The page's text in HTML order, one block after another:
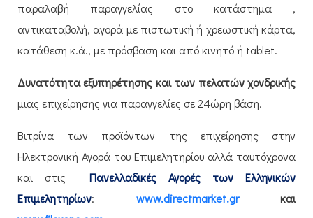
παραλαβή παραγγελίας στο κατάστημα ,
αντικαταβολή, αγορά με πιστωτική ή χρεωστική κάρτα,
κατάθεση κ.ά., με πρόσβαση και από κινητό ή tablet.
Δυνατότητα εξυπηρέτησης και των πελατών χονδρικής
μιας επιχείρησης για παραγγελίες σε 24ώρη βάση.
Βιτρίνα των προϊόντων της επιχείρησης στην
Ηλεκτρονική Αγορά του Επιμελητηρίου αλλά ταυτόχρονα
και στις
Πανελλαδικές Αγορές των Ελληνικών
Επιμελητηρίων: www.directmarket.grκαι